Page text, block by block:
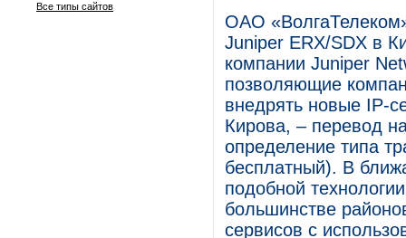
Все типы сайтов
ОАО
Juniper ERX/SDX в
компании Juniper
позволяющие
внедрять новые IP-
Кирова, – перевод
определение типа
бесплатный). В
подобной
большинстве
сервисов с